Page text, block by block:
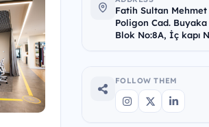
Fatih Sultan Mehmet
Poligon Cad. Buyaka
Blok No:8A, İç kapı
FOLLOW THEM